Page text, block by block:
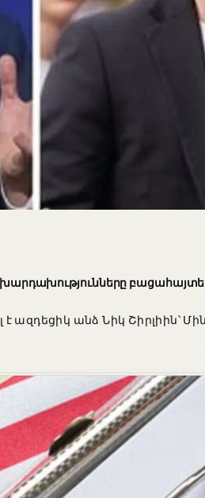
խարդախությունները
անձ Նիկ Շիրլիին՝